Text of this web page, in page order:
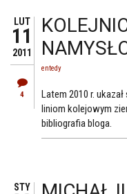
LUT
11
2011
4
entedy
Latem 2010 r.
liniom kolejowym
bibliografia bloga.
STY